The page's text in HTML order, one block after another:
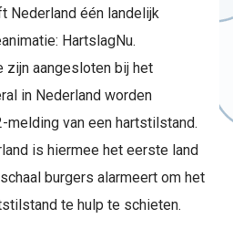
Nederland één landelijk
HartslagNu.
zijn aangesloten bij het
in Nederland worden
melding van een hartstilstand.
is hiermee het eerste land
burgers alarmeert om het
te hulp te schieten.